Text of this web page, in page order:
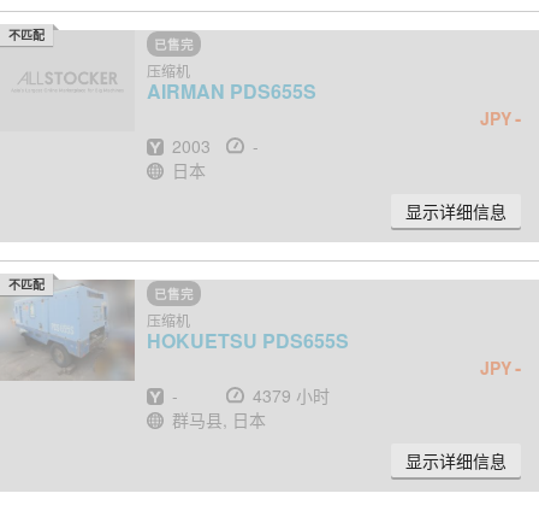
已售完
压缩机
AIRMAN PDS655S
JPY-
出厂年份
2003 小时
-
地点
日本
显示详细信息
不匹配
已售完
压缩机
HOKUETSU PDS655S
JPY-
出厂年份
- 小时
4379 小时
地点
群马县, 日本
显示详细信息
不匹配